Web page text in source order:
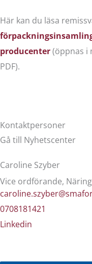
Här kan du läsa
producenter(öppnas i
PDF).
Kontaktpersoner
Gå till Nyhetscenter
Caroline Szyber
Vice ordförande,
0708181421
Linkedin